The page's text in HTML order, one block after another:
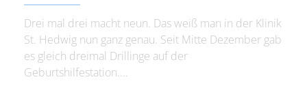
Drei mal drei macht neun. Das weiß man in der Klinik
St. Hedwig nun ganz genau. Seit Mitte Dezember gab
es gleich dreimal Drillinge auf der
Geburtshilfestation....